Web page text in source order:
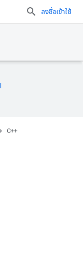
ลงชื่อเข้าใช้
C++